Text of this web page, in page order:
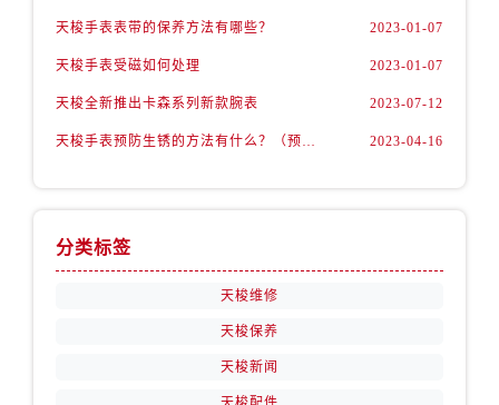
安徽省六安市金安区解放中路售后服务中心（需提前预约）
天梭手表表带的保养方法有哪些？ 2023-01-07
天梭手表受磁如何处理 2023-01-07
天梭全新推出卡森系列新款腕表 2023-07-12
天梭手表预防生锈的方法有什么？（预防方法） 2023-04-16
分类标签
天梭维修
天梭保养
天梭新闻